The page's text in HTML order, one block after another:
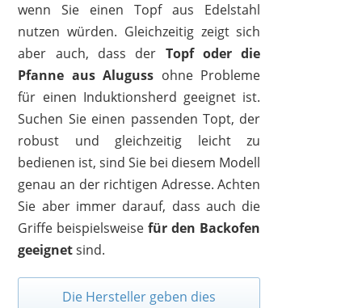
wenn Sie einen Topf aus Edelstahl
nutzen würden. Gleichzeitig zeigt sich
aber auch, dass der Topf oder die
Pfanne aus Aluguss ohne Probleme
für einen Induktionsherd geeignet ist.
Suchen Sie einen passenden Topt, der
robust und gleichzeitig leicht zu
bedienen ist, sind Sie bei diesem Modell
genau an der richtigen Adresse. Achten
Sie aber immer darauf, dass auch die
Griffe beispielsweisefür den Backofen
geeignetsind.
Die Hersteller geben dies